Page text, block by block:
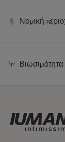
Νομική
Βιωσιμότητα